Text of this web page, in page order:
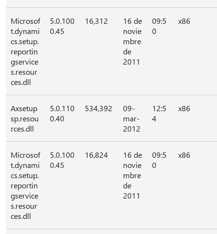
Microsof
t.dynami
cs.setup.
reportin
gservice
s.resour
ces.dll
5.0.100
0.45
16,312
16 de
novie
mbre
de
2011
09:5
0
x86
Axsetup
sp.resou
rces.dll
5.0.110
0.40
534,392
09-
mar-
2012
12:5
4
x86
Microsof
t.dynami
cs.setup.
reportin
gservice
s.resour
ces.dll
5.0.100
0.45
16,824
16 de
novie
mbre
de
2011
09:5
0
x86